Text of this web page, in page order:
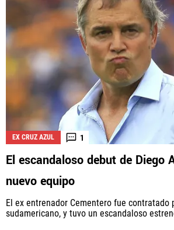
EX CRUZ AZUL 1
El escandaloso debut de Diego
nuevo equipo
El ex entrenador Cementero fue contratado
sudamericano, y tuvo un escandaloso